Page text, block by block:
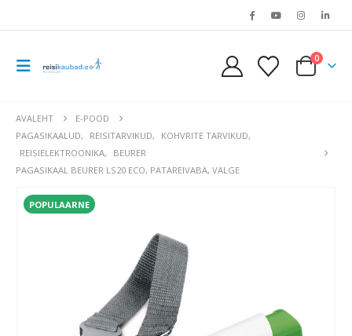
0
AVALEHT
E-POOD
PAGASIKAALUD, REISITARVIKUD, KOHVRITE TARVIKUD,
REISIELEKTROONIKA,
BEURER
PAGASIKAAL BEURER LS20 ECO, PATAREIVABA, VALGE
POPULAARNE